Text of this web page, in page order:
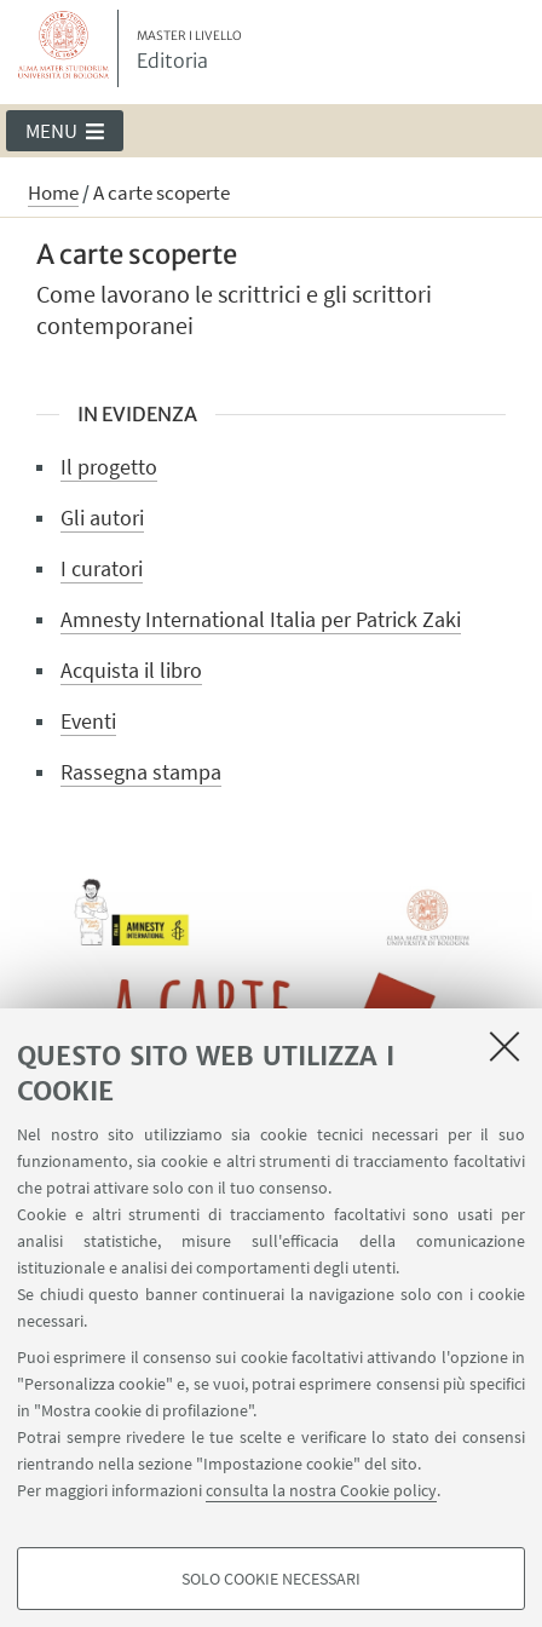
QUESTO SITO WEB UTILIZZA I
COOKIE
Nel nostro sito utilizziamo sia cookie tecnici necessari per il suo
funzionamento, sia cookie e altri strumenti di tracciamento facoltativi
che potrai attivare solo con il tuo consenso.
Cookie e altri strumenti di tracciamento facoltativi sono usati per
analisi statistiche, misure sull'efficacia della comunicazione
istituzionale e analisi dei comportamenti degli utenti.
Se chiudi questo banner continuerai la navigazione solo con i cookie
necessari.
Puoi esprimere il consenso sui cookie facoltativi attivando l'opzione in
"Personalizza cookie" e, se vuoi, potrai esprimere consensi più specifici
in "Mostra cookie di profilazione".
Potrai sempre rivedere le tue scelte e verificare lo stato dei consensi
rientrando nella sezione "Impostazione cookie" del sito.
Per maggiori informazioniconsulta la nostra Cookie policy.
COOKIE DI PROFILAZIONE - FACOLTATIVI
SOLO COOKIE NECESSARI
MASTER I LIVELLO
Editoria
MENU
Home/A carte scoperte
A carte scoperte
Come lavorano le scrittrici e gli scrittori
contemporanei
IN EVIDENZA
Il progetto
Gli autori
I curatori
Amnesty International Italia per Patrick Zaki
Acquista il libro
Eventi
Rassegna stampa